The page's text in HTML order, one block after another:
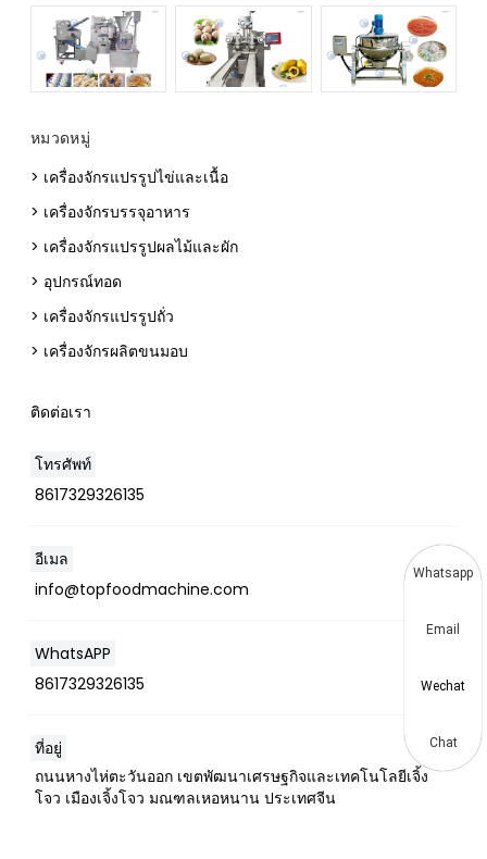
หมวดหมู่
> เครื่องจักรแปรรูปไข่และเนื้อ
> เครื่องจักรบรรจุอาหาร
> เครื่องจักรแปรรูปผลไม้และผัก
> อุปกรณ์ทอด
> เครื่องจักรแปรรูปถั่ว
> เครื่องจักรผลิตขนมอบ
ติดต่อเรา
โทรศัพท์
8617329326135
อีเมล
info@topfoodmachine.com
WhatsAPP
8617329326135
ที่อยู่
ถนนหางไห่ตะวันออก เขตพัฒนาเศรษฐกิจและเทคโนโลยีเจิ้ง
โจว เมืองเจิ้งโจว มณฑลเหอหนาน ประเทศจีน
Whatsapp
Email
Wechat
Chat